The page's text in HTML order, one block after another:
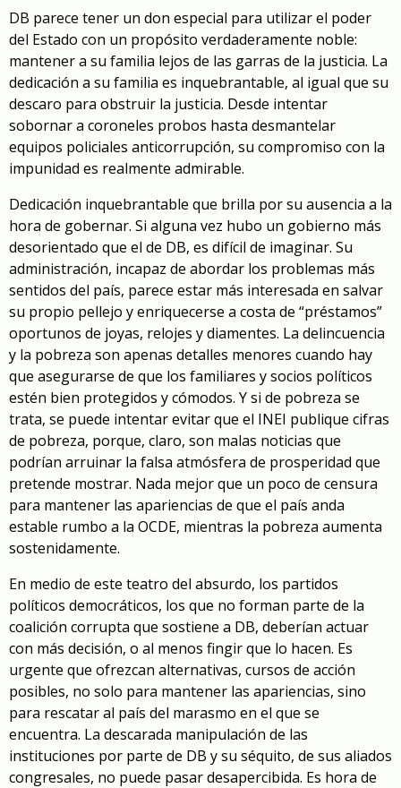
DB parece tener un don especial para utilizar el poder
del Estado con un propósito verdaderamente noble:
mantener a su familia lejos de las garras de la justicia. La
dedicación a su familia es inquebrantable, al igual que su
descaro para obstruir la justicia. Desde intentar
sobornar a coroneles probos hasta desmantelar
equipos policiales anticorrupción, su compromiso con la
impunidad es realmente admirable.
Dedicación inquebrantable que brilla por su ausencia a la
hora de gobernar. Si alguna vez hubo un gobierno más
desorientado que el de DB, es difícil de imaginar. Su
administración, incapaz de abordar los problemas más
sentidos del país, parece estar más interesada en salvar
su propio pellejo y enriquecerse a costa de “préstamos”
oportunos de joyas, relojes y diamentes. La delincuencia
y la pobreza son apenas detalles menores cuando hay
que asegurarse de que los familiares y socios políticos
estén bien protegidos y cómodos. Y si de pobreza se
trata, se puede intentar evitar que el INEI publique cifras
de pobreza, porque, claro, son malas noticias que
podrían arruinar la falsa atmósfera de prosperidad que
pretende mostrar. Nada mejor que un poco de censura
para mantener las apariencias de que el país anda
estable rumbo a la OCDE, mientras la pobreza aumenta
sostenidamente.
En medio de este teatro del absurdo, los partidos
políticos democráticos, los que no forman parte de la
coalición corrupta que sostiene a DB, deberían actuar
con más decisión, o al menos fingir que lo hacen. Es
urgente que ofrezcan alternativas, cursos de acción
posibles, no solo para mantener las apariencias, sino
para rescatar al país del marasmo en el que se
encuentra. La descarada manipulación de las
instituciones por parte de DB y su séquito, de sus aliados
congresales, no puede pasar desapercibida. Es hora de